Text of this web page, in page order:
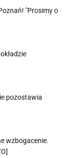
"Prosimy o
pozostawia
wzbogacenie.